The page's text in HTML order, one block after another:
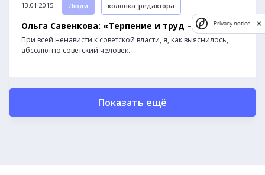
13.01.2015 Люди колонка_редактора
Ольга Савенкова: «Терпение и труд – все!»
При всей ненависти к советской власти, я, как выяснилось,
абсолютно советский человек.
Показать ещё
Privacy notice